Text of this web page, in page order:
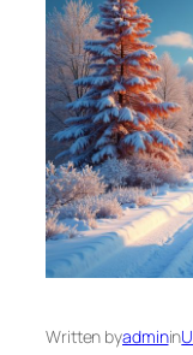
Written byadminin